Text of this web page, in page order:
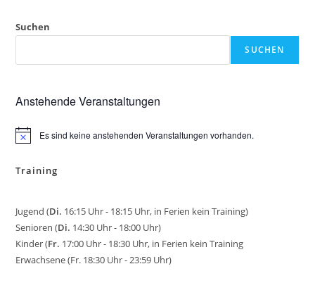
–
Suchen
SUCHEN
Anstehende Veranstaltungen
H
w
s
Es sind keine anstehenden Veranstaltungen vorhanden.
Training
Jugend (Di. 16:15 Uhr - 18:15 Uhr, in Ferien kein Training)
Senioren (Di. 14:30 Uhr - 18:00 Uhr)
Kinder (Fr. 17:00 Uhr - 18:30 Uhr, in Ferien kein Training
Erwachsene (Fr. 18:30 Uhr - 23:59 Uhr)